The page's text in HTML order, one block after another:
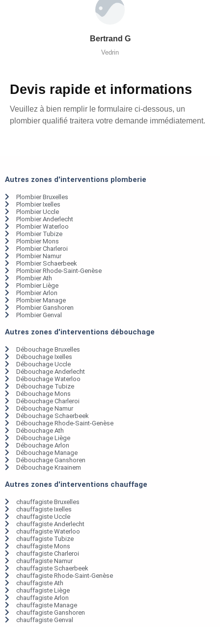
Bertrand G
Vedrin
Devis rapide et informations
Veuillez à bien remplir le formulaire ci-dessous, un
plombier qualifié traitera votre demande immédiatement.
Autres zones d'interventions plomberie
Plombier Bruxelles
Plombier Ixelles
Plombier Uccle
Plombier Anderlecht
Plombier Waterloo
Plombier Tubize
Plombier Mons
Plombier Charleroi
Plombier Namur
Plombier Schaerbeek
Plombier Rhode-Saint-Genèse
Plombier Ath
Plombier Liège
Plombier Arlon
Plombier Manage
Plombier Ganshoren
Plombier Genval
Autres zones d'interventions débouchage
Débouchage Bruxelles
Débouchage Ixelles
Débouchage Uccle
Débouchage Anderlecht
Débouchage Waterloo
Débouchage Tubize
Débouchage Mons
Débouchage Charleroi
Débouchage Namur
Débouchage Schaerbeek
Débouchage Rhode-Saint-Genèse
Débouchage Ath
Débouchage Liège
Débouchage Arlon
Débouchage Manage
Débouchage Ganshoren
Débouchage Kraainem
Autres zones d'interventions chauffage
chauffagiste Bruxelles
chauffagiste Ixelles
chauffagiste Uccle
chauffagiste Anderlecht
chauffagiste Waterloo
chauffagiste Tubize
chauffagiste Mons
chauffagiste Charleroi
chauffagiste Namur
chauffagiste Schaerbeek
chauffagiste Rhode-Saint-Genèse
chauffagiste Ath
chauffagiste Liège
chauffagiste Arlon
chauffagiste Manage
chauffagiste Ganshoren
chauffagiste Genval